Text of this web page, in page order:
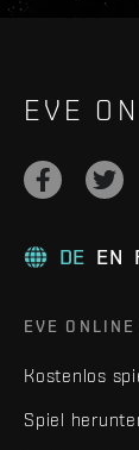
EVE
DE EN
EVE
Kostenlos
Spiel